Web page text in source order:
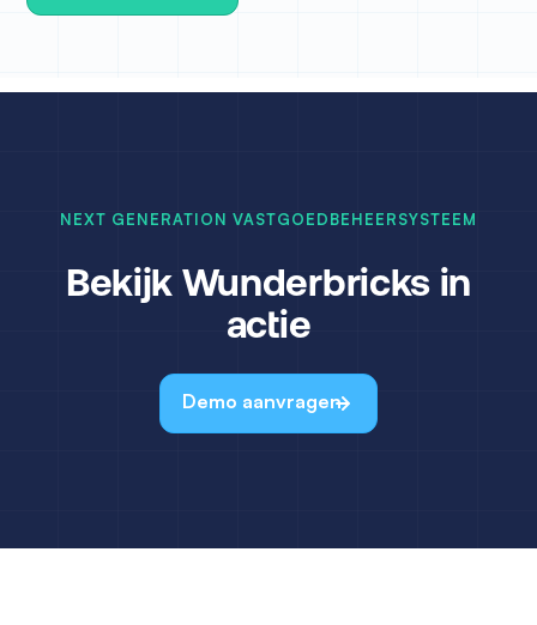
NEXT GENERATION VASTGOEDBEHEERSYSTEEM
Bekijk Wunderbricks in
actie
Demo aanvragen